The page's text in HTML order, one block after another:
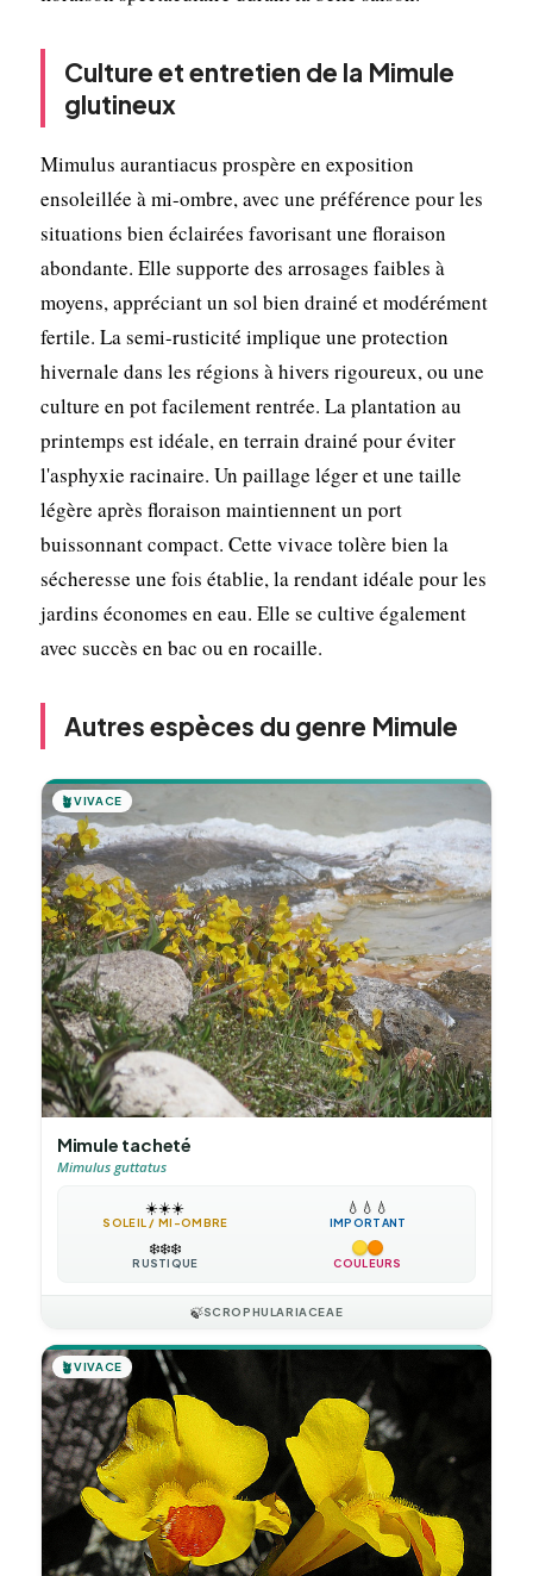
Culture et entretien de la Mimule
glutineux
Mimulus aurantiacus prospère en exposition
ensoleillée à mi-ombre, avec une préférence pour les
situations bien éclairées favorisant une floraison
abondante. Elle supporte des arrosages faibles à
moyens, appréciant un sol bien drainé et modérément
fertile. La semi-rusticité implique une protection
hivernale dans les régions à hivers rigoureux, ou une
culture en pot facilement rentrée. La plantation au
printemps est idéale, en terrain drainé pour éviter
l'asphyxie racinaire. Un paillage léger et une taille
légère après floraison maintiennent un port
buissonnant compact. Cette vivace tolère bien la
sécheresse une fois établie, la rendant idéale pour les
jardins économes en eau. Elle se cultive également
avec succès en bac ou en rocaille.
Autres espèces du genre Mimule
🪴VIVACE
Mimule tacheté
Mimulus guttatus
☀️☀️☀️
SOLEIL / MI-OMBRE
💧 💧 💧
IMPORTANT
❄️❄️❄️
RUSTIQUE COULEURS
🍃SCROPHULARIACEAE
🪴VIVACE